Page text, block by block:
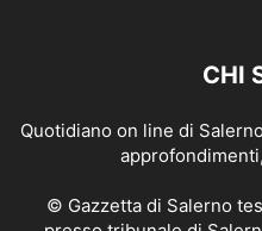
CHI
Quotidiano on line di
© Gazzetta di Salerno